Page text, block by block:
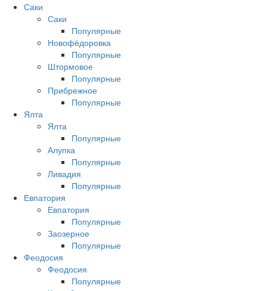
Саки
Саки
Популярные
Новофёдоровка
Популярные
Штормовое
Популярные
Прибрежное
Популярные
Ялта
Ялта
Популярные
Алупка
Популярные
Ливадия
Популярные
Евпатория
Евпатория
Популярные
Заозерное
Популярные
Феодосия
Феодосия
Популярные